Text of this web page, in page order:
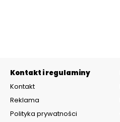
Kontakt i regulaminy
Kontakt
Reklama
Polityka prywatności